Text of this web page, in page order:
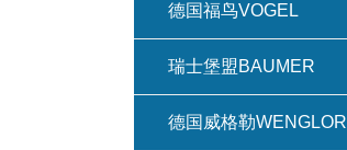
德国福鸟VOGEL
瑞士堡盟BAUMER
德国威格勒WENGLOR